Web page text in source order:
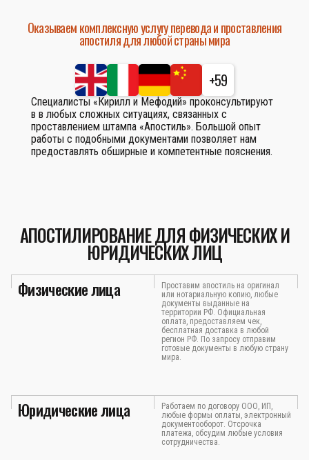
Оказываем комплексную услугу перевода и проставления
апостиля для любой страны мира
+59
Специалисты «Кирилл и Мефодий» проконсультируют
в в любых сложных ситуациях, связанных с
проставлением штампа «Апостиль». Большой опыт
работы с подобными документами позволяет нам
предоставлять обширные и компетентные пояснения.
АПОСТИЛИРОВАНИЕ ДЛЯ ФИЗИЧЕСКИХ И
ЮРИДИЧЕСКИХ ЛИЦ
Физические лица
Проставим апостиль на оригинал
или нотариальную копию, любые
документы выданные на
территории РФ. Официальная
оплата, предоставляем чек,
бесплатная доставка в любой
регион РФ. По запросу отправим
готовые документы в любую страну
мира.
Юридические лица
Работаем по договору ООО, ИП,
любые формы оплаты, электронный
документооборот. Отсрочка
платежа, обсудим любые условия
сотрудничества.